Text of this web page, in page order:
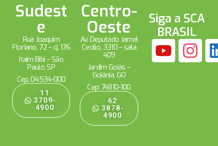
Sudest
e
Rua Joaquim
Floriano, 72 – cj. 176
Itaim Bibi – São
Paulo, SP
Cep: 04534-000
11
3709-
4900
Centro-
Oeste
Av. Deputado Jamel
Cecílio, 3310 – sala
409
Jardim Goiás –
Goiânia, GO
Cep: 74810-100
62
3878-
4900
Siga a SCA
BRASIL